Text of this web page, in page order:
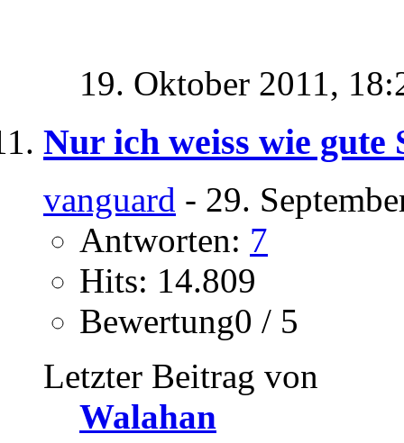
19. Oktober 2011,
Nur ich weiss wie gute
vanguard - 29.
Antworten: 7
Hits: 14.809
Bewertung0 / 5
Letzter Beitrag von
Walahan